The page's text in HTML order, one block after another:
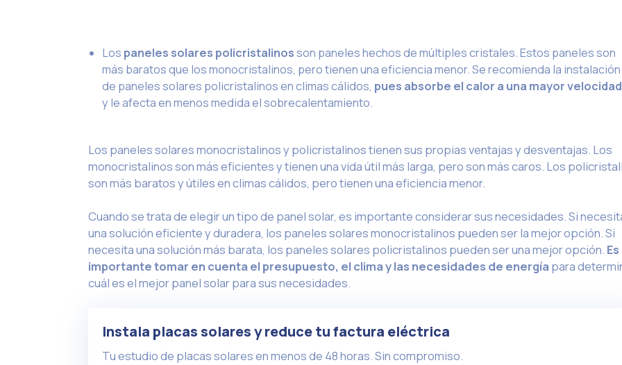
Los paneles solares policristalinosson paneles hechos de múltiples cristales. Estos paneles son
más baratos que los monocristalinos, pero tienen una eficiencia menor. Se recomienda la instalación
de paneles solares policristalinos en climas cálidos, pues absorbe el calor a una mayor velocidad
y le afecta en menos medida el sobrecalentamiento.
Los paneles solares monocristalinos y policristalinos tienen sus propias ventajas y desventajas. Los
monocristalinos son más eficientes y tienen una vida útil más larga, pero son más caros. Los
son más baratos y útiles en climas cálidos, pero tienen una eficiencia menor.
Cuando se trata de elegir un tipo de panel solar, es importante considerar sus necesidades. Si
una solución eficiente y duradera, los paneles solares monocristalinos pueden ser la mejor opción. Si
necesita una solución más barata, los paneles solares policristalinos pueden ser una mejor opción. Es
importante tomar en cuenta el presupuesto, el clima y las necesidades de energía para
cuál es el mejor panel solar para sus necesidades.
Instala placas solares y reduce tu factura eléctrica
Tu estudio de placas solares en menos de 48 horas. Sin compromiso.